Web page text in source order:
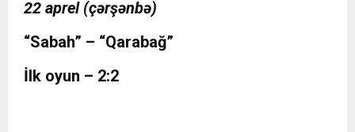
22 aprel (çərşənbə)
“Sabah” – “Qarabağ”
İlk oyun – 2:2